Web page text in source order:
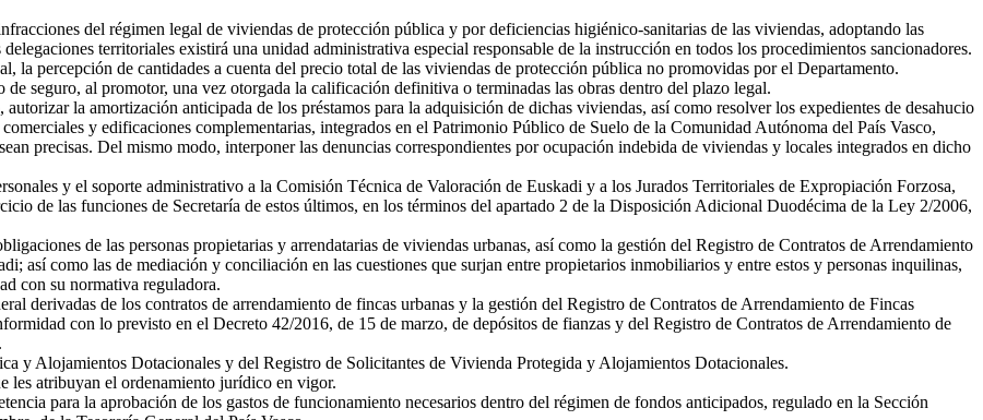
del régimen legal de viviendas de protección pública y por deficiencias higiénico-sanitarias de las viviendas, adoptando las
territoriales existirá una unidad administrativa especial responsable de la instrucción en todos los procedimientos sancionadores.
la percepción de cantidades a cuenta del precio total de las viviendas de protección pública no promovidas por el Departamento.
seguro, al promotor, una vez otorgada la calificación definitiva o terminadas las obras dentro del plazo legal.
la amortización anticipada de los préstamos para la adquisición de dichas viviendas, así como resolver los expedientes de desahucio
y edificaciones complementarias, integrados en el Patrimonio Público de Suelo de la Comunidad Autónoma del País Vasco,
precisas. Del mismo modo, interponer las denuncias correspondientes por ocupación indebida de viviendas y locales integrados en dicho
y el soporte administrativo a la Comisión Técnica de Valoración de Euskadi y a los Jurados Territoriales de Expropiación Forzosa,
de las funciones de Secretaría de estos últimos, en los términos del apartado 2 de la Disposición Adicional Duodécima de la Ley 2/2006,
de las personas propietarias y arrendatarias de viviendas urbanas, así como la gestión del Registro de Contratos de Arrendamiento
así como las de mediación y conciliación en las cuestiones que surjan entre propietarios inmobiliarios y entre estos y personas inquilinas,
con su normativa reguladora.
derivadas de los contratos de arrendamiento de fincas urbanas y la gestión del Registro de Contratos de Arrendamiento de Fincas
con lo previsto en el Decreto 42/2016, de 15 de marzo, de depósitos de fianzas y del Registro de Contratos de Arrendamiento de
y Alojamientos Dotacionales y del Registro de Solicitantes de Vivienda Protegida y Alojamientos Dotacionales.
les atribuyan el ordenamiento jurídico en vigor.
para la aprobación de los gastos de funcionamiento necesarios dentro del régimen de fondos anticipados, regulado en la Sección